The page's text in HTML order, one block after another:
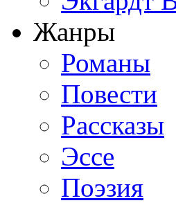
Жанры
Романы
Повести
Рассказы
Эссе
Поэзия